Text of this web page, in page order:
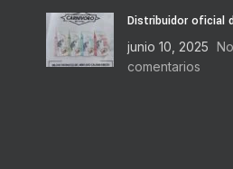
Distribuidor oficial
junio 10, 2025
comentarios